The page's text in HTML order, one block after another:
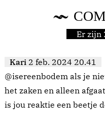
Er zijn
Kari 2 feb. 2024 20.41
@isereenbodem als je
het zaken en alleen
is jou reaktie een beetje